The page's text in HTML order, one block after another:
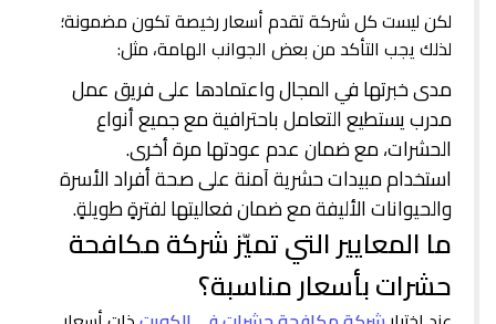
لكن ليست كل شركة تقدم أسعار رخيصة تكون مضمونة؛
لذلك يجب التأكد من بعض الجوانب الهامة، مثل:
مدى خبرتها في المجال واعتمادها على فريق عمل
مدرب يستطيع التعامل باحترافية مع جميع أنواع
الحشرات، مع ضمان عدم عودتها مرة أخرى.
استخدام مبيدات حشرية آمنة على صحة أفراد الأسرة
والحيوانات الأليفة مع ضمان فعاليتها لفترةٍ طويلةٍ.
ما المعايير التي تميّز شركة مكافحة
حشرات بأسعار مناسبة؟